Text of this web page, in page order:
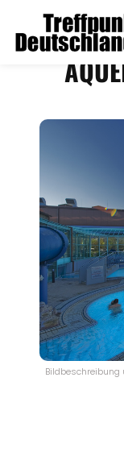
Bildbeschreibung